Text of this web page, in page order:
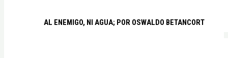
AL ENEMIGO, NI AGUA; POR OSWALDO BETANCORT